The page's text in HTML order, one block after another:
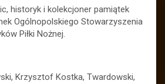
historyk i kolekcjoner pamiątek
Ogólnopolskiego Stowarzyszenia
Piłki Nożnej.
Krzysztof Kostka, Twardowski,